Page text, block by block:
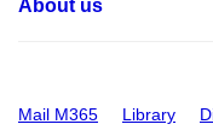
About us
Mail M365 Library